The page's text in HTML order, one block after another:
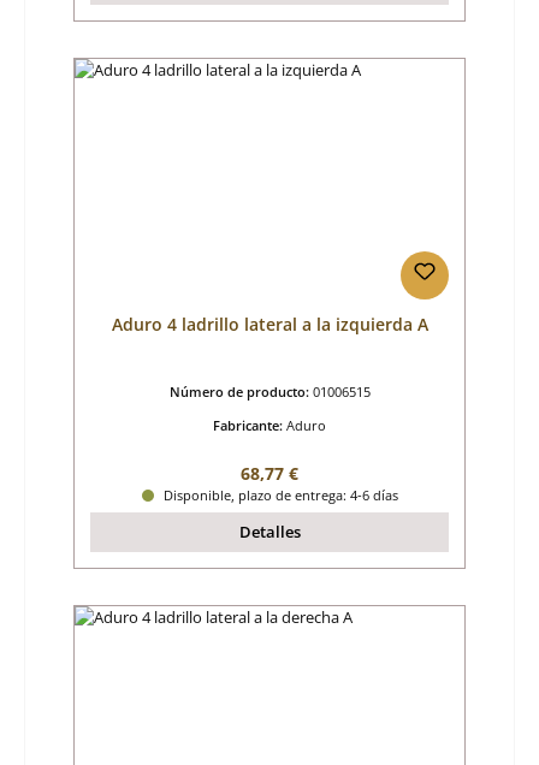
Aduro 4 ladrillo lateral a la izquierda A
Número de producto: 01006515
Fabricante: Aduro
Precio normal:
68,77 €
Disponible, plazo de entrega: 4-6 días
Detalles